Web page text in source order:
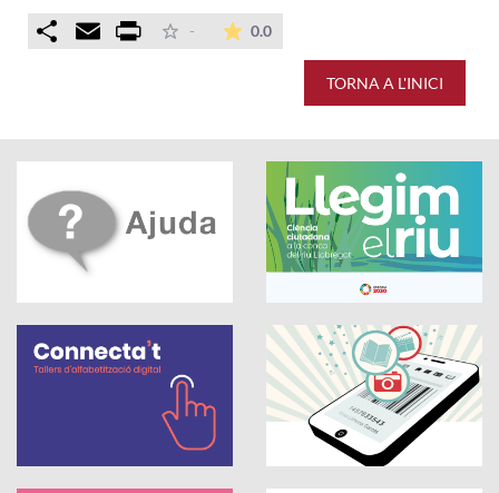
Comparteix
Email Print - 0.0La mitjana de les valoracions
TORNA A L'INICI